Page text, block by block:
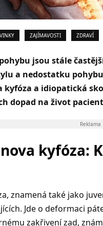
ZAJÍMAVOSTI ZDRAVÍ
jsou stále
a nedostatku
kyfóza a idiopatická
dopad na život
Reklama
kyfóza:
znamená také jako
Jde o deformaci
zakřivení zad,